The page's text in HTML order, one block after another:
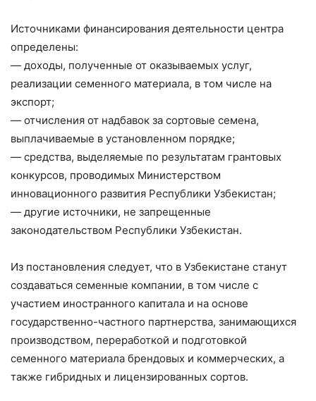
Источниками финансирования деятельности центра
определены:
— доходы, полученные от оказываемых услуг,
реализации семенного материала, в том числе на
экспорт;
— отчисления от надбавок за сортовые семена,
выплачиваемые в установленном порядке;
— средства, выделяемые по результатам грантовых
конкурсов, проводимых Министерством
инновационного развития Республики Узбекистан;
— другие источники, не запрещенные
законодательством Республики Узбекистан.
Из постановления следует, что в Узбекистане станут
создаваться семенные компании, в том числе с
участием иностранного капитала и на основе
государственно-частного партнерства, занимающихся
производством, переработкой и подготовкой
семенного материала брендовых и коммерческих, а
также гибридных и лицензированных сортов.